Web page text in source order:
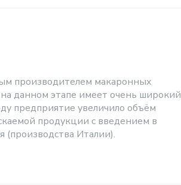
производителем макаронных
данном этапе имеет очень широкий
предприятие увеличило объём
продукции с введением в
(производства Италии).